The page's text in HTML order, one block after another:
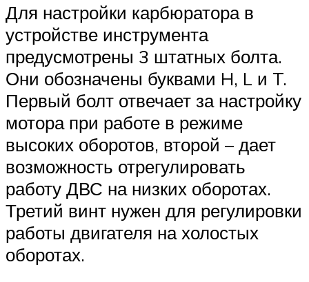
Для настройки карбюратора в
устройстве инструмента
предусмотрены 3 штатных болта.
Они обозначены буквами H, L и T.
Первый болт отвечает за настройку
мотора при работе в режиме
высоких оборотов, второй – дает
возможность отрегулировать
работу ДВС на низких оборотах.
Третий винт нужен для регулировки
работы двигателя на холостых
оборотах.